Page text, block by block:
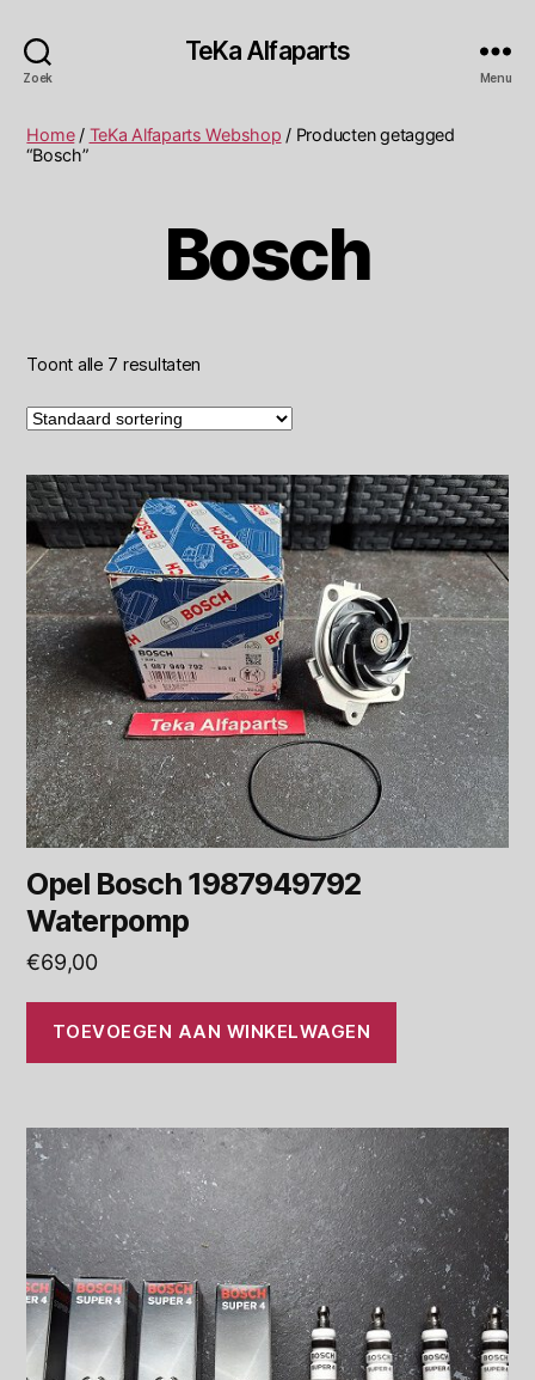
Zoek
TeKa Alfaparts
Menu
Home/ TeKa Alfaparts Webshop / Producten getagged
“Bosch”
Bosch
Toont alle 7 resultaten
Opel Bosch 1987949792
Waterpomp
€69,00
TOEVOEGEN AAN WINKELWAGEN